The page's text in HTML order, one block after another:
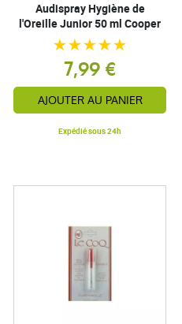
Audispray Hygiène de
l'Oreille Junior 50 ml Cooper
7,99 €
AJOUTER AU PANIER
Expédié sous 24h